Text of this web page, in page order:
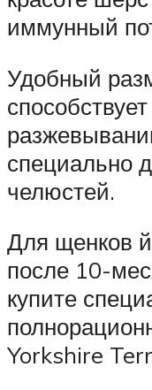
иммунный
Удобный
специально
челюстей.
Для щенков
после 10-
купите
Yorkshire